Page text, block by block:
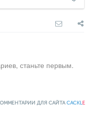
станьте первым.
ДЛЯ САЙТАCACKLE